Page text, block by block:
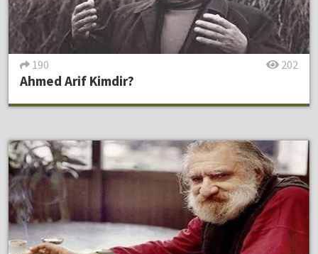
190 202
Ahmed Arif Kimdir?